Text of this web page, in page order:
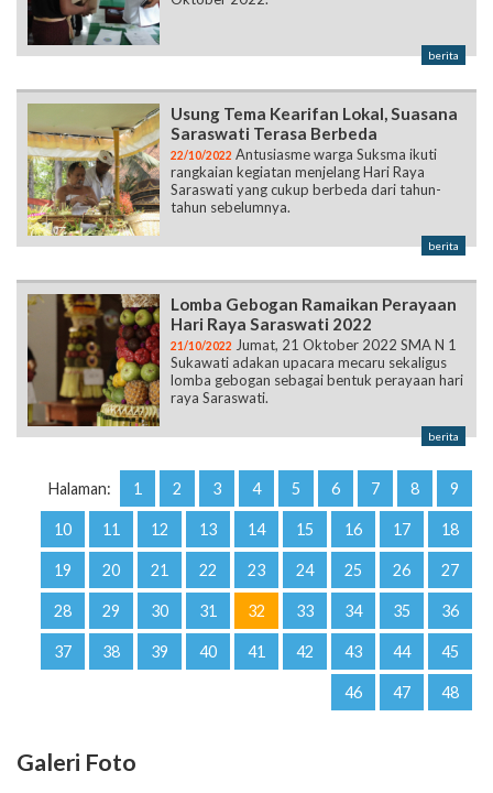
berita
Usung Tema Kearifan Lokal, Suasana
Saraswati Terasa Berbeda
22/10/2022 Antusiasme warga Suksma ikuti
rangkaian kegiatan menjelang Hari Raya
Saraswati yang cukup berbeda dari tahun-
tahun sebelumnya.
berita
Lomba Gebogan Ramaikan Perayaan
Hari Raya Saraswati 2022
21/10/2022 Jumat, 21 Oktober 2022 SMA N 1
Sukawati adakan upacara mecaru sekaligus
lomba gebogan sebagai bentuk perayaan hari
raya Saraswati.
berita
Halaman: 1 2 3 4 5 6 7 8 9
10 11 12 13 14 15 16 17 18
19 20 21 22 23 24 25 26 27
28 29 30 31 32 33 34 35 36
37 38 39 40 41 42 43 44 45
46 47 48
Galeri Foto